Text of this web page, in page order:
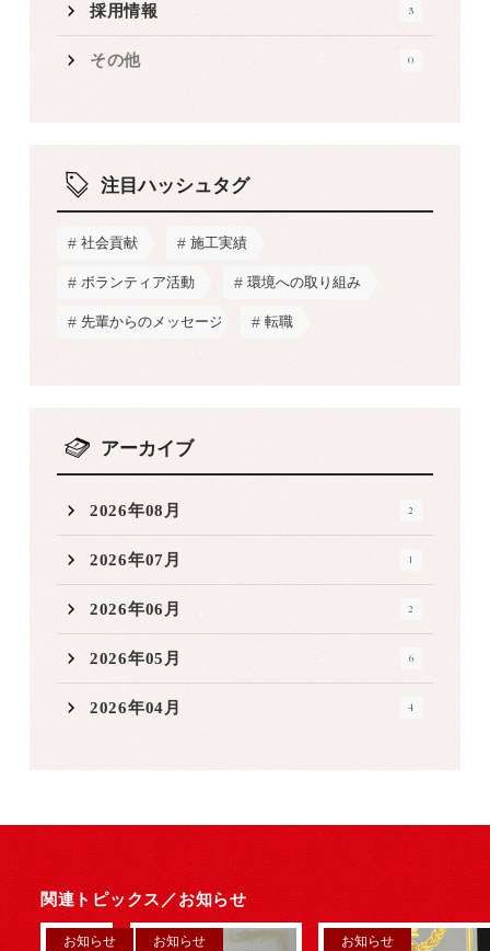
採用情報 3
その他 0
注目ハッシュタグ
社会貢献 施工実績
ボランティア活動 環境への取り組み
先輩からのメッセージ 転職
アーカイブ
2026年08月 2
2026年07月 1
2026年06月 2
2026年05月 6
2026年04月 4
関連トピックス／お知らせ
お知らせ お知らせ お知らせ